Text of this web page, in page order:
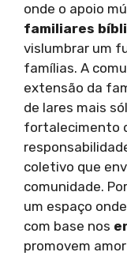
onde o apoio
familiares
vislumbrar um
famílias. A
extensão da
de lares mais
fortalecimento
coletivo que
comunidade.
um espaço
com base nos
promovem